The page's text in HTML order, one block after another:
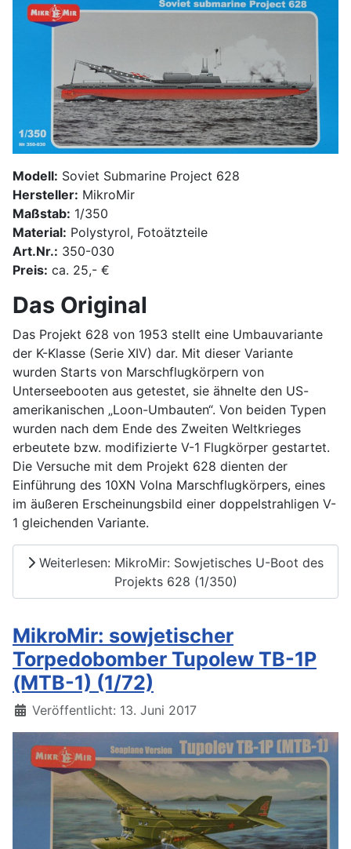
Modell: Soviet Submarine Project 628
Hersteller: MikroMir
Maßstab: 1/350
Material: Polystyrol, Fotoätzteile
Art.Nr.: 350-030
Preis: ca. 25,- €
Das Original
Das Projekt 628 von 1953 stellt eine Umbauvariante
der K-Klasse (Serie XIV) dar. Mit dieser Variante
wurden Starts von Marschflugkörpern von
Unterseebooten aus getestet, sie ähnelte den US-
amerikanischen „Loon-Umbauten“. Von beiden Typen
wurden nach dem Ende des Zweiten Weltkrieges
erbeutete bzw. modifizierte V-1 Flugkörper gestartet.
Die Versuche mit dem Projekt 628 dienten der
Einführung des 10XN Volna Marschflugkörpers, eines
im äußeren Erscheinungsbild einer doppelstrahligen V-
1 gleichenden Variante.
Weiterlesen: MikroMir: Sowjetisches U-Boot des
Projekts 628 (1/350)
MikroMir: sowjetischer
Torpedobomber Tupolew TB-1P
(MTB-1) (1/72)
Details
Veröffentlicht: 13. Juni 2017